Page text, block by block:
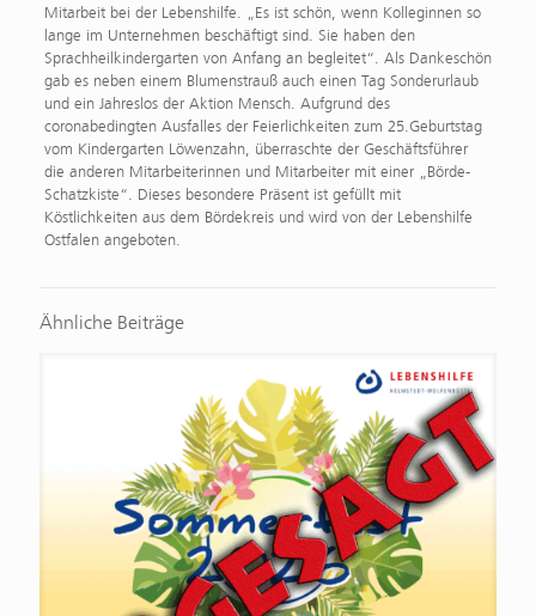
Mitarbeit bei der Lebenshilfe. „Es ist schön, wenn Kolleginnen so
lange im Unternehmen beschäftigt sind. Sie haben den
Sprachheilkindergarten von Anfang an begleitet“. Als Dankeschön
gab es neben einem Blumenstrauß auch einen Tag Sonderurlaub
und ein Jahreslos der Aktion Mensch. Aufgrund des
coronabedingten Ausfalles der Feierlichkeiten zum 25.Geburtstag
vom Kindergarten Löwenzahn, überraschte der Geschäftsführer
die anderen Mitarbeiterinnen und Mitarbeiter mit einer „Börde-
Schatzkiste“. Dieses besondere Präsent ist gefüllt mit
Köstlichkeiten aus dem Bördekreis und wird von der Lebenshilfe
Ostfalen angeboten.
Ähnliche Beiträge